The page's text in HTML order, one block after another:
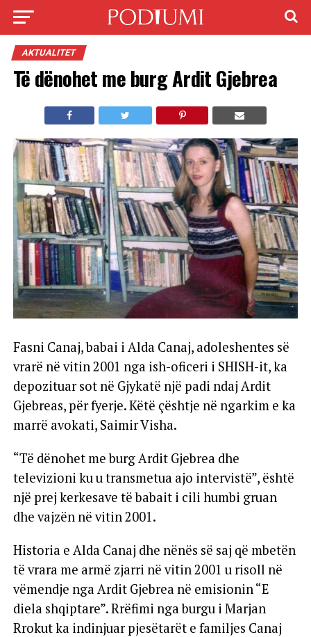
AKTUALITET
Të dënohet me burg Ardit Gjebrea
Fasni Canaj, babai i Alda Canaj, adoleshentes së
vrarë në vitin 2001 nga ish-oficeri i SHISH-it, ka
depozituar sot në Gjykatë një padi ndaj Ardit
Gjebreas, për fyerje. Këtë çështje në ngarkim e ka
marrë avokati, Saimir Visha.
“Të dënohet me burg Ardit Gjebrea dhe
televizioni ku u transmetua ajo intervistë”, është
një prej kerkesave të babait i cili humbi gruan
dhe vajzën në vitin 2001.
Historia e Alda Canaj dhe nënës së saj që mbetën
të vrara me armë zjarri në vitin 2001 u risoll në
vëmendje nga Ardit Gjebrea në emisionin “E
diela shqiptare”. Rrëfimi nga burgu i Marjan
Rrokut ka indinjuar pjesëtarët e familjes Canaj